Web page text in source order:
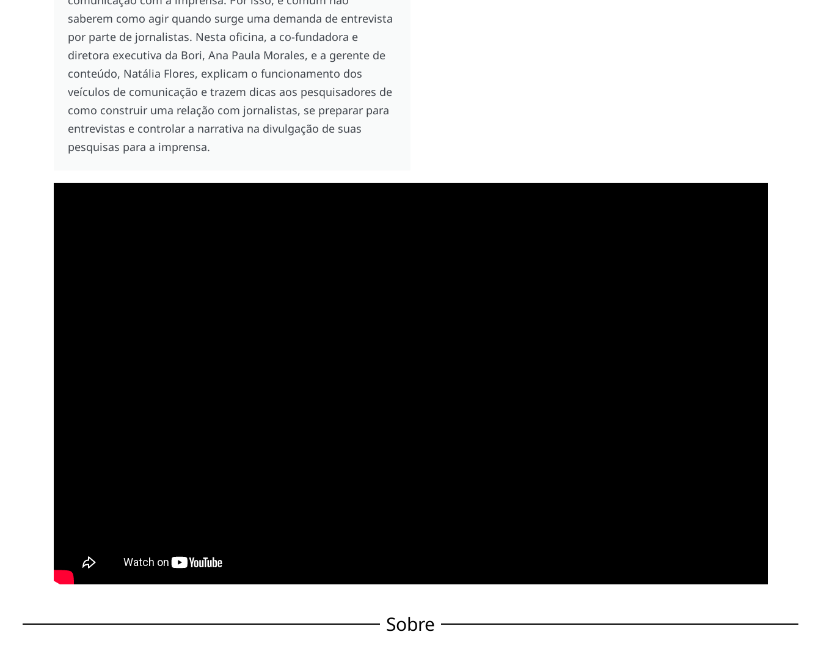
saberem como agir quando surge uma demanda de entrevista
por parte de jornalistas. Nesta oficina, a co-fundadora e
diretora executiva da Bori, Ana Paula Morales, e a gerente de
conteúdo, Natália Flores, explicam o funcionamento dos
veículos de comunicação e trazem dicas aos pesquisadores de
como construir uma relação com jornalistas, se preparar para
entrevistas e controlar a narrativa na divulgação de suas
pesquisas para a imprensa.
Sobre